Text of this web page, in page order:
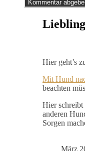
Hier geht’s
Mit Hund
beachten
Hier schreibt
anderen
Sorgen
März